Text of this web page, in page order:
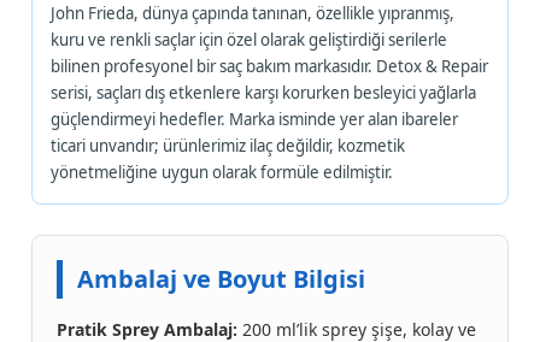
John Frieda, dünya çapında tanınan, özellikle yıpranmış,
kuru ve renkli saçlar için özel olarak geliştirdiği serilerle
bilinen profesyonel bir saç bakım markasıdır. Detox & Repair
serisi, saçları dış etkenlere karşı korurken besleyici yağlarla
güçlendirmeyi hedefler. Marka isminde yer alan ibareler
ticari unvandır; ürünlerimiz ilaç değildir, kozmetik
yönetmeliğine uygun olarak formüle edilmiştir.
Ambalaj ve Boyut Bilgisi
Pratik Sprey Ambalaj: 200 ml’lik sprey şişe, kolay ve